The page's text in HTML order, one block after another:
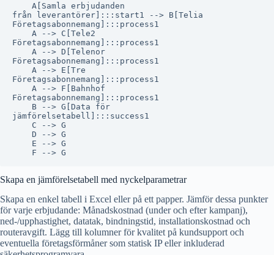
    A[Samla erbjudanden
från leverantörer]:::start1 --> B[Telia
Företagsabonnemang]:::process1
    A --> C[Tele2
Företagsabonnemang]:::process1
    A --> D[Telenor
Företagsabonnemang]:::process1
    A --> E[Tre
Företagsabonnemang]:::process1
    A --> F[Bahnhof
Företagsabonnemang]:::process1
    B --> G[Data för
jämförelsetabell]:::success1
    C --> G
    D --> G
    E --> G
Skapa en jämförelsetabell med nyckelparametrar
Skapa en enkel tabell i Excel eller på ett papper. Jämför dessa punkter
för varje erbjudande: Månadskostnad (under och efter kampanj),
ned-/upphastighet, datatak, bindningstid, installationskostnad och
routeravgift. Lägg till kolumner för kvalitet på kundsupport och
eventuella företagsförmåner som statisk IP eller inkluderad